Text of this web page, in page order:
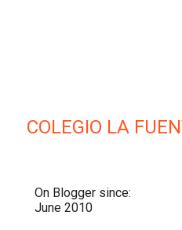
COLEGIO LA
On Blogger since:
June 2010